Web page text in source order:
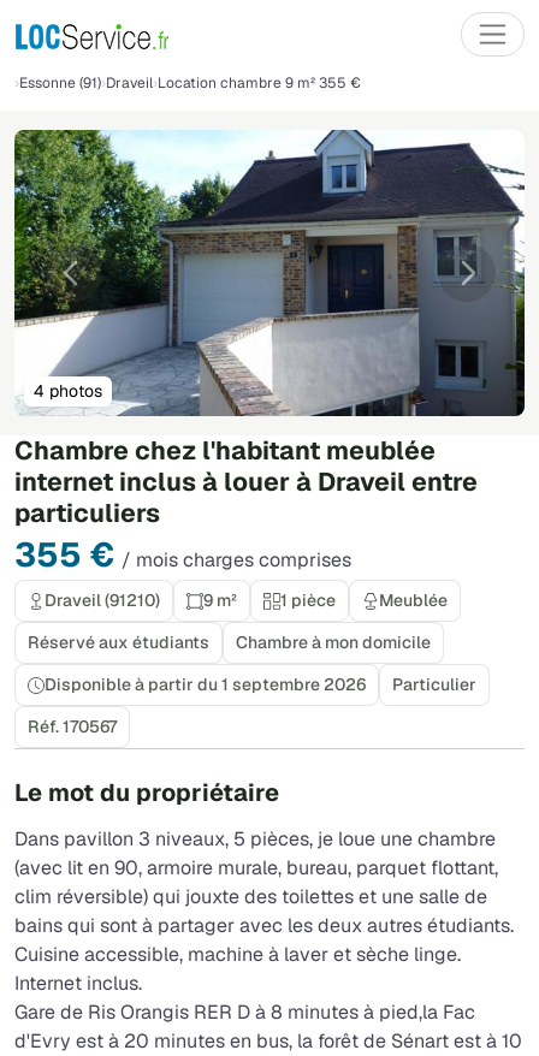
Essonne (91) Draveil Location chambre 9 m² 355 €
Chambre chez l'habitant meublée
internet inclus à louer à Draveil entre
particuliers
355 € / mois charges comprises
Précédente
4 photos
Draveil (91210) 9 m² 1 pièce
Meublée
Réservé aux étudiants
Chambre à mon domicile
Disponible à partir du 1 septembre 2026
Particulier
Réf. 170567
Le mot du propriétaire
Dans pavillon 3 niveaux, 5 pièces, je loue une chambre
(avec lit en 90, armoire murale, bureau, parquet flottant,
clim réversible) qui jouxte des toilettes et une salle de
bains qui sont à partager avec les deux autres étudiants.
Cuisine accessible, machine à laver et sèche linge.
Internet inclus.
Gare de Ris Orangis RER D à 8 minutes à pied,la Fac
d'Evry est à 20 minutes en bus, la forêt de Sénart est à 10